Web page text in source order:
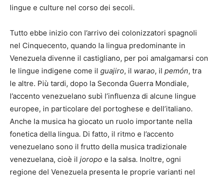
lingue e culture nel corso dei secoli.
Tutto ebbe inizio con l’arrivo dei colonizzatori spagnoli
nel Cinquecento, quando la lingua predominante in
Venezuela divenne il castigliano, per poi amalgamarsi con
le lingue indigene come il guajiro, il warao, il pemón, tra
le altre. Più tardi, dopo la Seconda Guerra Mondiale,
l’accento venezuelano subì l’influenza di alcune lingue
europee, in particolare del portoghese e dell’italiano.
Anche la musica ha giocato un ruolo importante nella
fonetica della lingua. Di fatto, il ritmo e l’accento
venezuelano sono il frutto della musica tradizionale
venezuelana, cioè il joropo e la salsa. Inoltre, ogni
regione del Venezuela presenta le proprie varianti nel